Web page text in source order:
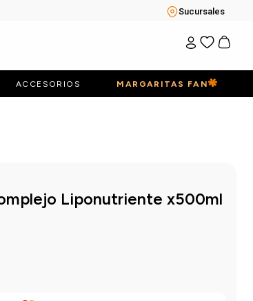
Sucursales
ACCESORIOS MARGARITAS FAN
Liponutriente x500ml